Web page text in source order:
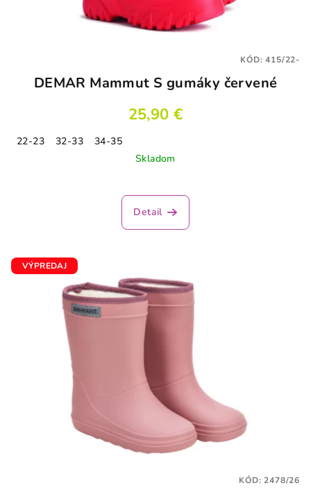
DEMAR Mammut S gumáky červené
25,90 €
22-23 32-33
34-35
Skladom
Detail
KÓD:415/22-
VÝPREDAJ
KÓD:2478/26